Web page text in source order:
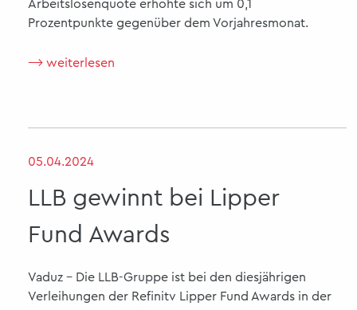
Arbeitslosenquote erhöhte sich um 0,1
Prozentpunkte gegenüber dem Vorjahresmonat.
⟶ weiterlesen
05.04.2024
LLB gewinnt bei Lipper
Fund Awards
Vaduz - Die LLB-Gruppe ist bei den diesjährigen
Verleihungen der Refinitv Lipper Fund Awards in der